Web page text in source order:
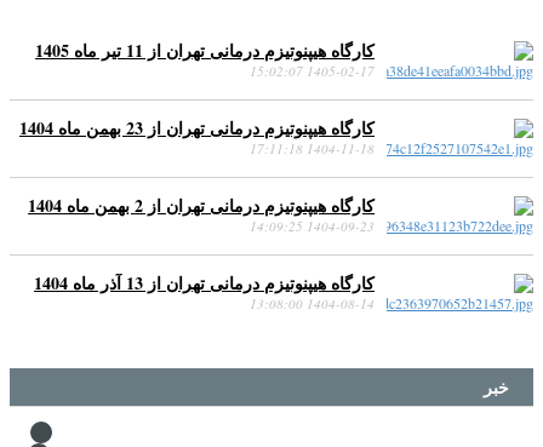
کارگاه هیپنوتیزم درمانی تهران از 11 تیر ماه 1405
1405-02-17 15:02:07
کارگاه هیپنوتیزم درمانی تهران از 23 بهمن ماه 1404
1404-11-18 17:11:18
کارگاه هیپنوتیزم درمانی تهران از 2 بهمن ماه 1404
1404-09-23 14:09:25
کارگاه هیپنوتیزم درمانی تهران از 13 آذر ماه 1404
1404-08-14 13:08:00
خبر